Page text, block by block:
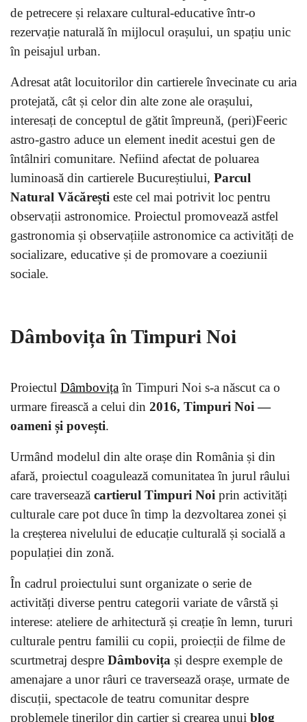
de petrecere și relaxare cultural-educative într-o
rezervație naturală în mijlocul orașului, un spațiu unic
în peisajul urban.
Adresat atât locuitorilor din cartierele învecinate cu aria
protejată, cât și celor din alte zone ale orașului,
interesați de conceptul de gătit împreună, (peri)Feeric
astro-gastro aduce un element inedit acestui gen de
întâlniri comunitare. Nefiind afectat de poluarea
luminoasă din cartierele Bucureștiului, Parcul
Natural Văcărești este cel mai potrivit loc pentru
observații astronomice. Proiectul promovează astfel
gastronomia și observațiile astronomice ca activități de
socializare, educative și de promovare a coeziunii
sociale.
Dâmbovița în Timpuri Noi
Proiectul Dâmbovițaîn Timpuri Noi s-a născut ca o
urmare firească a celui din 2016, Timpuri Noi —
oameni și povești.
Urmând modelul din alte orașe din România și din
afară, proiectul coagulează comunitatea în jurul râului
care traversează cartierul Timpuri Noi prin activități
culturale care pot duce în timp la dezvoltarea zonei și
la creșterea nivelului de educație culturală și socială a
populației din zonă.
În cadrul proiectului sunt organizate o serie de
activități diverse pentru categorii variate de vârstă și
interese: ateliere de arhitectură și creație în lemn, tururi
culturale pentru familii cu copii, proiecții de filme de
scurtmetraj despre Dâmbovița și despre exemple de
amenajare a unor râuri ce traversează orașe, urmate de
discuții, spectacole de teatru comunitar despre
problemele tinerilor din cartier și crearea unui blog